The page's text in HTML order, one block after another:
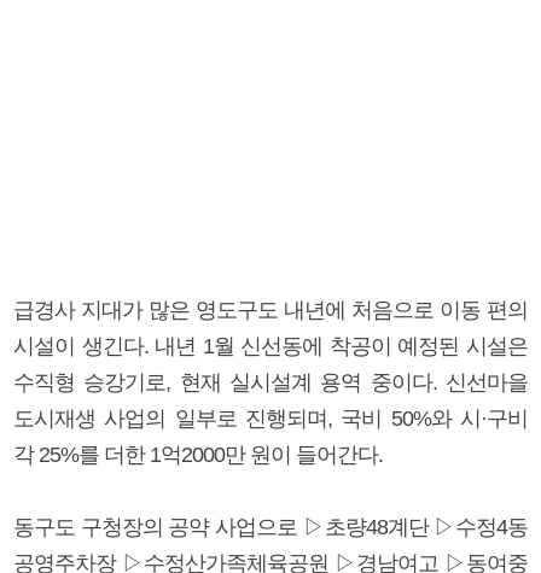
급경사 지대가 많은 영도구도 내년에 처음으로 이동 편의
시설이 생긴다. 내년 1월 신선동에 착공이 예정된 시설은
수직형 승강기로, 현재 실시설계 용역 중이다. 신선마을
도시재생 사업의 일부로 진행되며, 국비 50%와 시·구비
각 25%를 더한 1억2000만 원이 들어간다.
동구도 구청장의 공약 사업으로 ▷초량48계단 ▷수정4동
공영주차장 ▷수정산가족체육공원 ▷경남여고 ▷동여중